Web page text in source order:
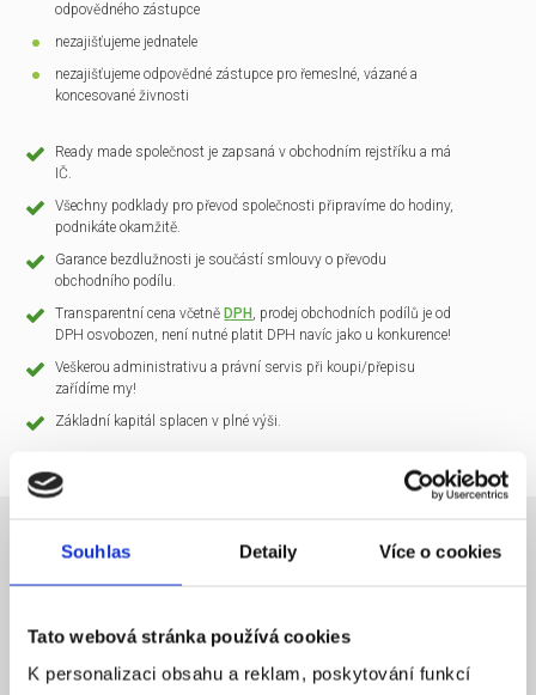
Souhlas Detaily Více o cookies
Tato webová stránka používá cookies
K personalizaci obsahu a reklam, poskytování funkcí
odpovědného zástupce
nezajišťujeme jednatele
nezajišťujeme odpovědné zástupce pro řemeslné, vázané a
koncesované živnosti
Ready made společnost je zapsaná v obchodním rejstříku a má
IČ.
Všechny podklady pro převod společnosti připravíme do hodiny,
podnikáte okamžitě.
Garance bezdlužnosti je součástí smlouvy o převodu
obchodního podílu.
Transparentní cena včetně DPH , prodej obchodních podílů je od
DPH osvobozen, není nutné platit DPH navíc jako u konkurence!
Veškerou administrativu a právní servis při koupi/přepisu
zařídíme my!
Základní kapitál splacen v plné výši.
KAPITÁL
SÍDLO Praha 1